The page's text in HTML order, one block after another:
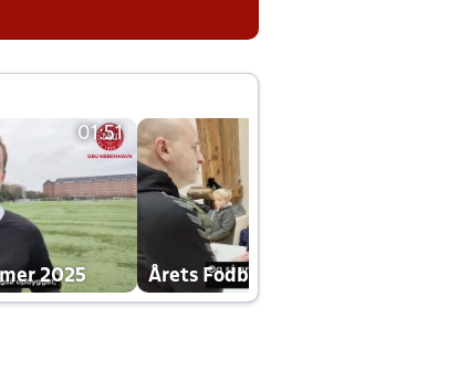
01:51
2025 Årets Fodboldklub 2025 mp4